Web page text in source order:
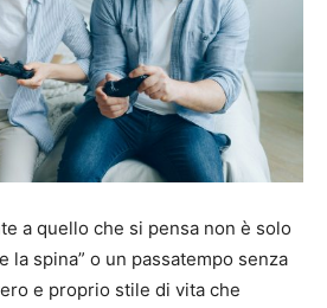
a quello che si pensa non è solo
la spina” o un passatempo senza
e proprio stile di vita che